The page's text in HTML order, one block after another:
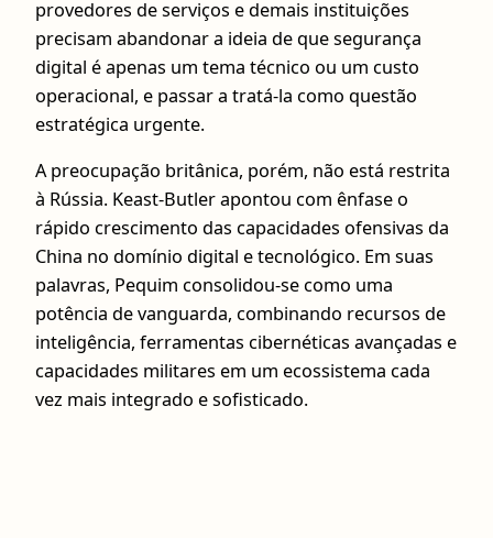
provedores de serviços e demais instituições
precisam abandonar a ideia de que segurança
digital é apenas um tema técnico ou um custo
operacional, e passar a tratá-la como questão
estratégica urgente.
A preocupação britânica, porém, não está restrita
à Rússia. Keast-Butler apontou com ênfase o
rápido crescimento das capacidades ofensivas da
China no domínio digital e tecnológico. Em suas
palavras, Pequim consolidou-se como uma
potência de vanguarda, combinando recursos de
inteligência, ferramentas cibernéticas avançadas e
capacidades militares em um ecossistema cada
vez mais integrado e sofisticado.